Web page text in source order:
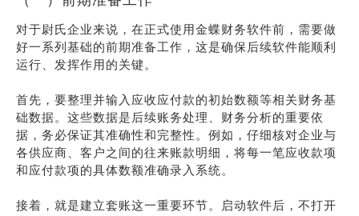
对于尉氏企业来说，在正式使用金蝶财务软件前，需要做
好一系列基础的前期准备工作，这是确保后续软件能顺利
运行、发挥作用的关键。
首先，要整理并输入应收应付款的初始数额等相关财务基
础数据。这些数据是后续账务处理、财务分析的重要依
据，务必保证其准确性和完整性。例如，仔细核对企业与
各供应商、客户之间的往来账款明细，将每一笔应收款项
和应付款项的具体数额准确录入系统。
接着，就是建立套账这一重要环节。启动软件后，不打开